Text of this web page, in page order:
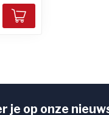
je op onze